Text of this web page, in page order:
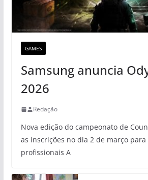
GAMES
Samsung anuncia
2026
Redação
Nova edição do campeonato de
as inscrições no dia 2 de março para
profissionais A